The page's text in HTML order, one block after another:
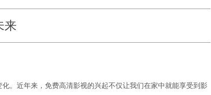
来
。近年来，免费高清影视的兴起不仅让我们在家中就能享受到影